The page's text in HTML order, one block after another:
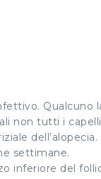
Qualcuno
non tutti i
settimane.
inferiore del